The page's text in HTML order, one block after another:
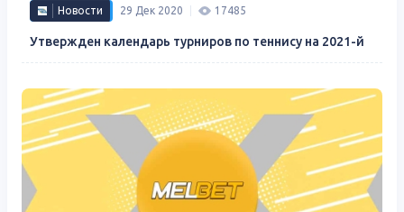
Новости 29 Дек 2020 17485
Утвержден календарь турниров по теннису на 2021-й